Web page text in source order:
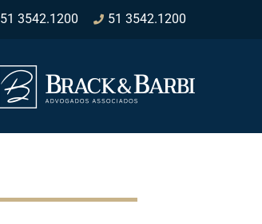
51 3542.1200 51 3542.1200